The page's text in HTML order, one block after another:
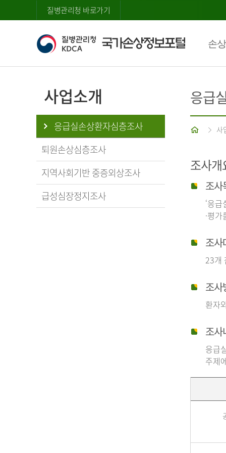
질병관리청 바로가기
손
사업소개
응급실손상환자심층조사
퇴원손상심층조사
지역사회기반 중증외상조사
급성심장정지조사
응급
홈 사
조사개
조사
‘응
·평
조사
23개
조사
환자
조사
응급
주제